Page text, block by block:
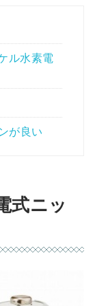
ル水素電
が良い
式ニッ